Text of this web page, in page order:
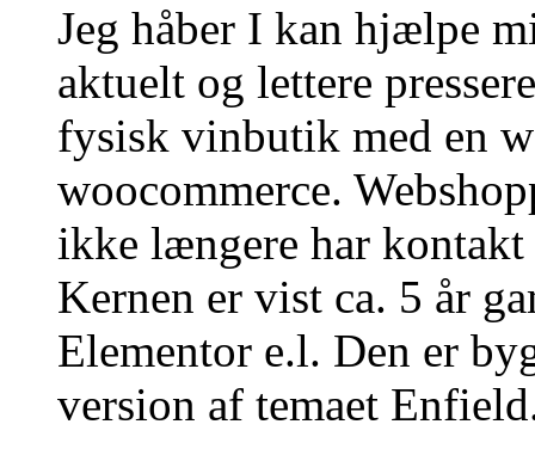
Jeg håber I kan hjælpe
aktuelt og lettere
fysisk vinbutik med en
woocommerce.
ikke længere har
Kernen er vist ca. 5 år
Elementor e.l. Den er
version af temaet